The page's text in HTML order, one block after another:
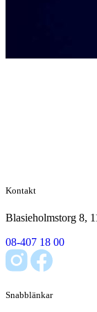
Kontakt
Blasieholmstorg 8,
08-407 18 00
Snabblänkar